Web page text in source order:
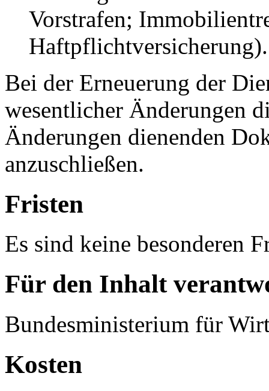
Vorstrafen;
Haftpflichtversicherung).
Bei der Erneuerung der
wesentlicher Änderungen
Änderungen dienenden
anzuschließen.
Fristen
Es sind keine besonderen
Für den Inhalt
Bundesministerium für
Kosten